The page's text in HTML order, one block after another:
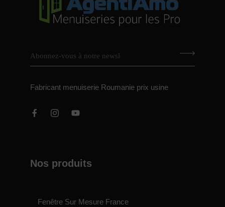
Fabricant menuiserie Roumanie prix usine
Nos produits
Fenêtre Sur Mesure France